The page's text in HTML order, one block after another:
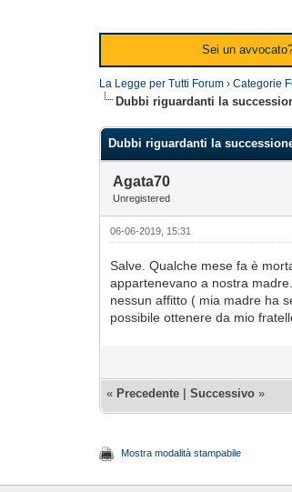
Sei un
La Legge per Tutti Forum ›Categorie
Dubbi riguardanti la
Dubbi riguardanti la
Agata70
Unregistered
06-06-2019, 15:31
Salve. Qualche mese fa è
appartenevano a nostra
nessun affitto ( mia madre ha
possibile ottenere da mio
« Precedente |Successivo »
Mostra modalità stampabile